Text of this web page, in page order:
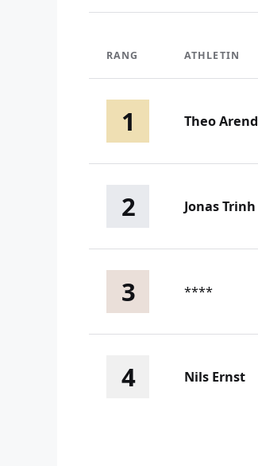
RANG ATHLETIN
1 Theo Arend
2 Jonas Trinh
3 ****
4 Nils Ernst